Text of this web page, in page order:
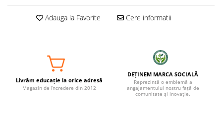
Adauga la Favorite Cere informatii
Livrăm educație la orice adresă
Magazin de încredere din 2012
DEȚINEM MARCA SOCIALĂ
Reprezintă o emblemă a
angajamentului nostru față de
comunitate și inovație.